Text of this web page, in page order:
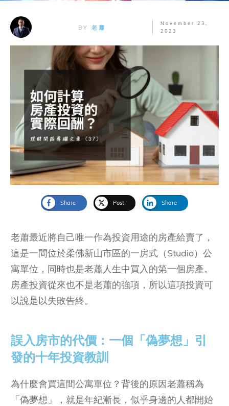
BY 老蕭
November 23,
2023
Share Post Share
老蕭最近將自己唯一作為投資用途的房產給賣了，
這是一間位於柔佛新山市區的一房式（Studio）公
寓單位，同時也是老蕭人生中買入的第一個房產。
房產投資從來也不是老蕭的強項，所以這項投資可
以說是以失敗告終。
誤入房市的代價：一個「偽夢想」引
發的十年投資教訓
為什麼會買這間公寓單位？背後的原因老蕭稱為
「偽夢想」，就是年紀漸長，似乎身邊的人都開始